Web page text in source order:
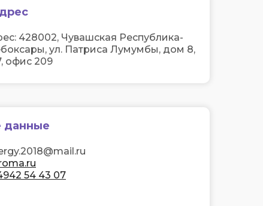
данные
428002, Чувашская Республика-
ул. Патриса Лумумбы, дом 8,
офис 209
54 43 07